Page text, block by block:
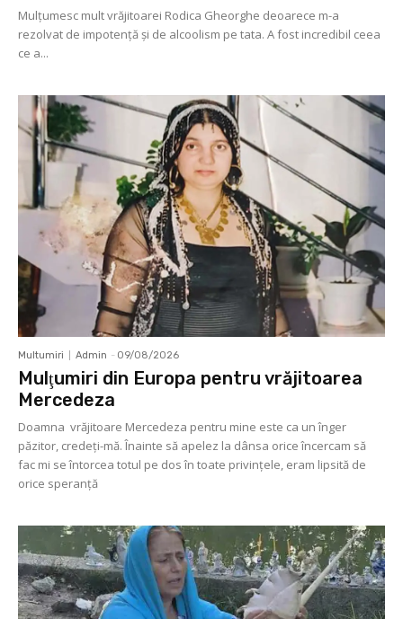
Mulţumesc mult vrăjitoarei Rodica Gheorghe deoarece m-a
rezolvat de impotenţă şi de alcoolism pe tata. A fost incredibil ceea
ce a...
Multumiri Admin - 09/08/2026
Mulţumiri din Europa pentru vrăjitoarea
Mercedeza
Doamna vrăjitoare Mercedeza pentru mine este ca un înger
păzitor, credeţi-mă. Înainte să apelez la dânsa orice încercam să
fac mi se întorcea totul pe dos în toate privinţele, eram lipsită de
orice speranţă